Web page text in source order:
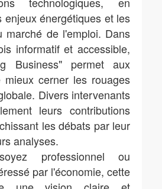
enjeux énergétiques et les
marché de l'emploi. Dans
informatif et accessible,
Business" permet aux
mieux cerner les rouages
Divers intervenants
leurs contributions
les débats par leur
analyses.
professionnel ou
par l'économie, cette